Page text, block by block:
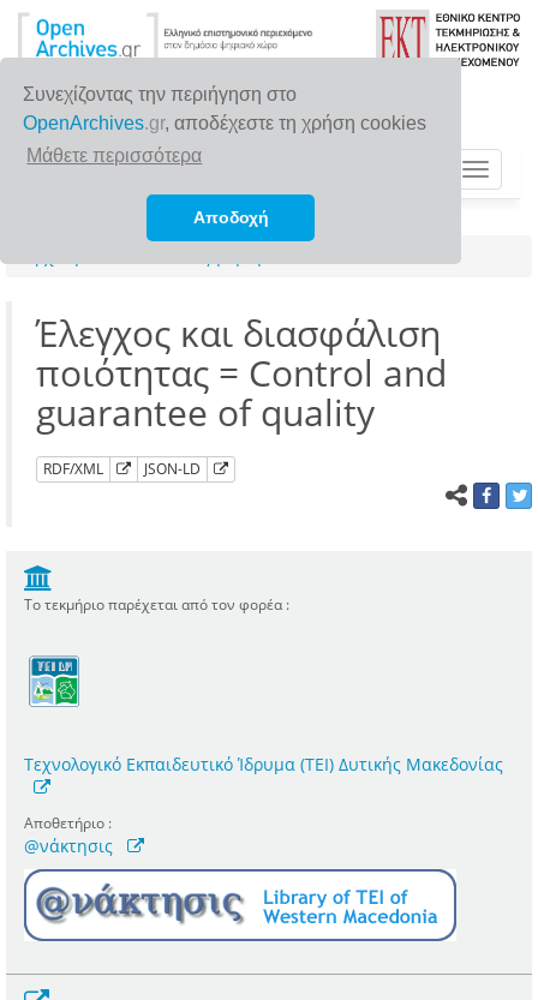
Συνεχίζοντας την περιήγηση στο
OpenArchives.gr, αποδέχεστε τη χρήση cookies
Μάθετε περισσότερα
Αποδοχή
Toggle
Έλεγχος και διασφάλιση
ποιότητας = Control and
guarantee of quality
RDF/XML JSON-LD
Το τεκμήριο παρέχεται από τον φορέα :
Τεχνολογικό Εκπαιδευτικό Ίδρυμα (ΤΕΙ) Δυτικής Μακεδονίας
Αποθετήριο :
@νάκτησις